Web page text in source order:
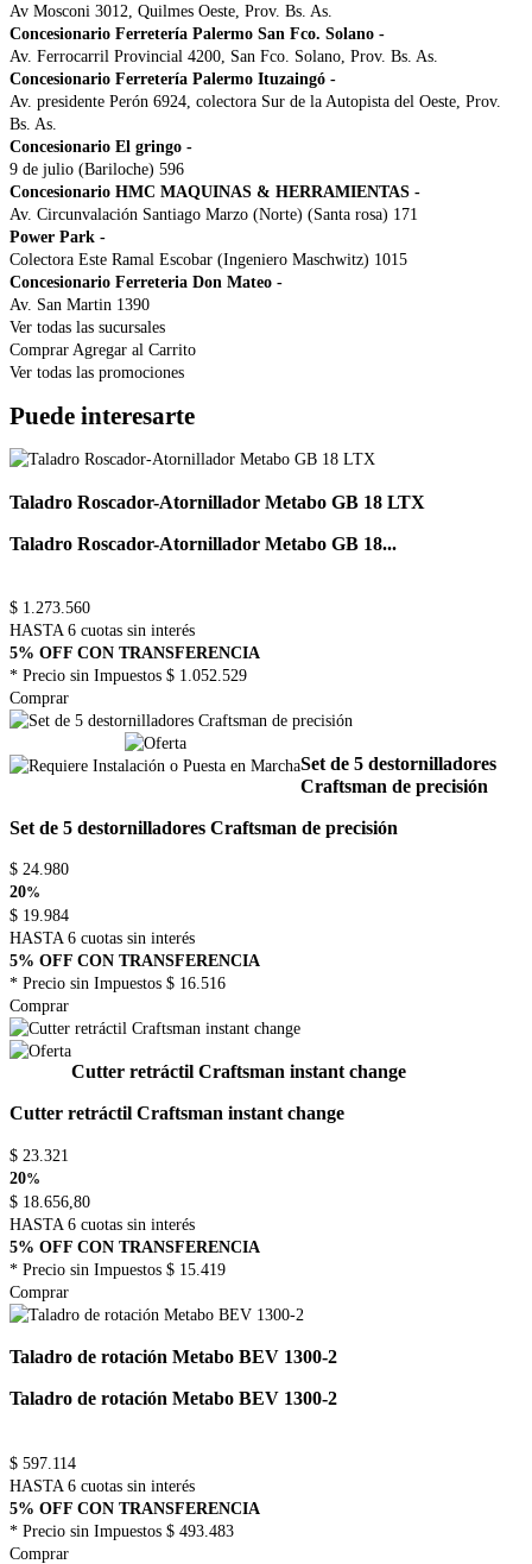
Av Mosconi 3012, Quilmes Oeste, Prov. Bs. As.
Concesionario Ferretería Palermo San Fco. Solano -
Av. Ferrocarril Provincial 4200, San Fco. Solano, Prov. Bs. As.
Concesionario Ferretería Palermo Ituzaingó -
Av. presidente Perón 6924, colectora Sur de la Autopista del Oeste, Prov.
Bs. As.
Concesionario El gringo -
9 de julio (Bariloche) 596
Concesionario HMC MAQUINAS & HERRAMIENTAS -
Av. Circunvalación Santiago Marzo (Norte) (Santa rosa) 171
Power Park -
Colectora Este Ramal Escobar (Ingeniero Maschwitz) 1015
Concesionario Ferreteria Don Mateo -
Av. San Martin 1390
Ver todas las sucursales
Comprar Agregar al Carrito
Ver todas las promociones
Puede interesarte
Taladro Roscador-Atornillador Metabo GB 18 LTX
Taladro Roscador-Atornillador Metabo GB 18...
$ 1.273.560
HASTA 6 cuotas sin interés
5% OFF CON TRANSFERENCIA
* Precio sin Impuestos $ 1.052.529
Comprar
Set de 5 destornilladores
Craftsman de precisión
Set de 5 destornilladores Craftsman de precisión
$ 24.980
20%
$ 19.984
HASTA 6 cuotas sin interés
5% OFF CON TRANSFERENCIA
* Precio sin Impuestos $ 16.516
Comprar
Cutter retráctil Craftsman instant change
Cutter retráctil Craftsman instant change
$ 23.321
20%
$ 18.656,80
HASTA 6 cuotas sin interés
5% OFF CON TRANSFERENCIA
* Precio sin Impuestos $ 15.419
Comprar
Taladro de rotación Metabo BEV 1300-2
Taladro de rotación Metabo BEV 1300-2
$ 597.114
HASTA 6 cuotas sin interés
5% OFF CON TRANSFERENCIA
* Precio sin Impuestos $ 493.483
Comprar